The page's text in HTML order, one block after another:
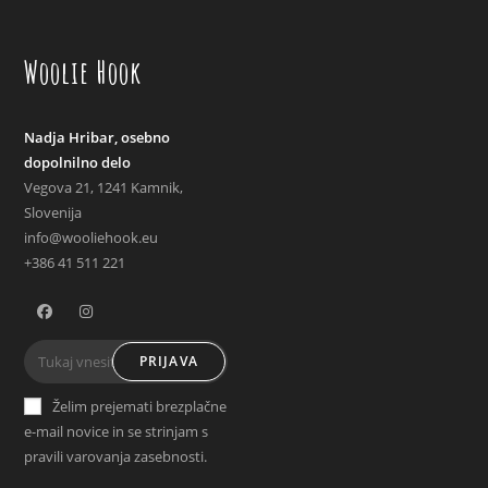
Woolie Hook
Nadja Hribar, osebno
dopolnilno delo
Vegova 21, 1241 Kamnik,
Slovenija
info@wooliehook.eu
+386 41 511 221
in
new
in
new
PRIJAVA
Želim prejemati brezplačne
e-mail novice in se strinjam s
pravili varovanja zasebnosti.